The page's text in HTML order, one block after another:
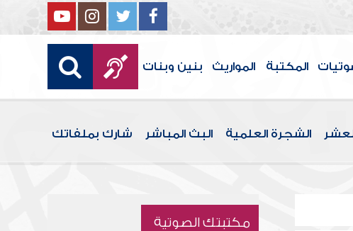
المكتبة المواريث بنين وبنات
الشجرة العلمية البث المباشر شارك بملفاتك
مكتبتك الصوتية